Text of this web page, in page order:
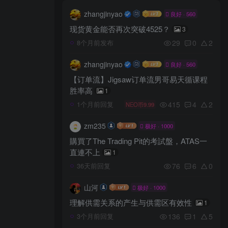
zhangjinyao 良好 · 560
现货黄金能否再次突破4525？ 3
8个月前发布 29 0 2
zhangjinyao 良好 · 560
【订单流】Jigsaw订单流男哥易天循课程
胜率高
1
1个月前回复 NEO币9.99 415 4 2
zm235 极好 · 1000
購買了The Trading Pit的考試盤，ATAS一
直連不上
1
36天前回复 76 6 0
山河 极好 · 1000
理解供需关系的产生与供需区有效性 1
3个月前回复 136 1 5